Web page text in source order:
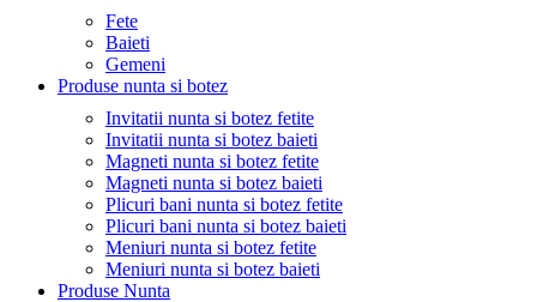
Fete
Baieti
Gemeni
Produse nunta si botez
Invitatii nunta si botez fetite
Invitatii nunta si botez baieti
Magneti nunta si botez fetite
Magneti nunta si botez baieti
Plicuri bani nunta si botez fetite
Plicuri bani nunta si botez baieti
Meniuri nunta si botez fetite
Meniuri nunta si botez baieti
Produse Nunta